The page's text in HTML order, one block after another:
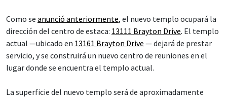
Como se anunció anteriormente, el nuevo templo ocupará la
dirección del centro de estaca: 13111 Brayton Drive. El templo
actual —ubicado en 13161 Brayton Drive — dejará de prestar
servicio, y se construirá un nuevo centro de reuniones en el
lugar donde se encuentra el templo actual.
La superficie del nuevo templo será de aproximadamente